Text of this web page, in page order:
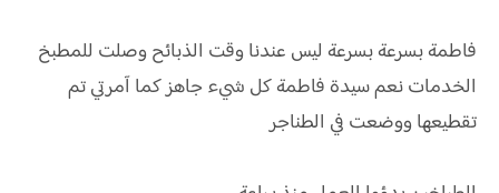
فاطمة بسرعة بسرعة ليس عندنا وقت الذبائح وصلت للمطبخ
الخدمات نعم سيدة فاطمة كل شيء جاهز كما آمرتي تم
تقطيعها ووضعت في الطناجر